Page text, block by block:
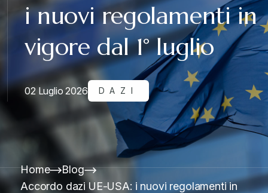
i nuovi regolamenti in
vigore dal 1° luglio
02 Luglio 2026 DAZI
Home
Blog
Accordo dazi UE-USA: i nuovi regolamenti in